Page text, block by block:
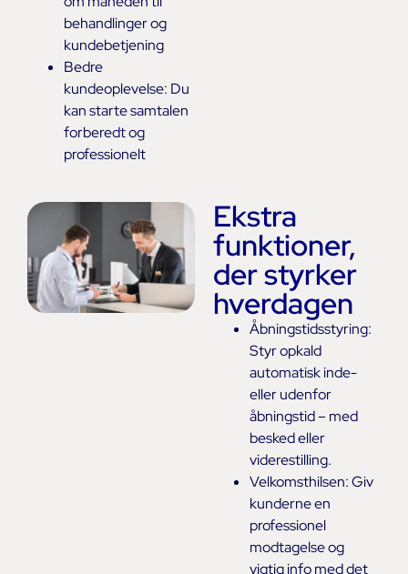
behandlinger og
kundebetjening
Bedre
kundeoplevelse: Du
kan starte samtalen
forberedt og
professionelt
Ekstra
funktioner,
der styrker
hverdagen
Åbningstidsstyring:
Styr opkald
automatisk inde-
eller udenfor
åbningstid – med
besked eller
viderestilling.
Velkomsthilsen: Giv
kunderne en
professionel
modtagelse og
vigtig info med det